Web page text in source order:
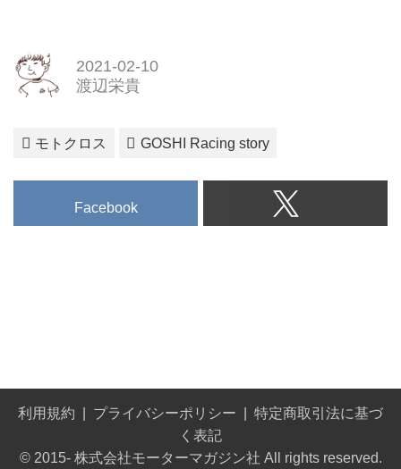
2021-02-10
渡辺栄貴
モトクロス GOSHI Racing story
Facebook
利用規約 プライバシーポリシー
特定商取引法に基づ
く表記
© 2015- 株式会社モーターマガジン社 All rights reserved.